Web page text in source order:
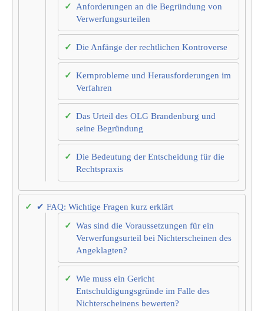
Anforderungen an die Begründung von
Verwerfungsurteilen
Die Anfänge der rechtlichen Kontroverse
Kernprobleme und Herausforderungen im
Verfahren
Das Urteil des OLG Brandenburg und
seine Begründung
Die Bedeutung der Entscheidung für die
Rechtspraxis
✔ FAQ: Wichtige Fragen kurz erklärt
Was sind die Voraussetzungen für ein
Verwerfungsurteil bei Nichterscheinen des
Angeklagten?
Wie muss ein Gericht
Entschuldigungsgründe im Falle des
Nichterscheinens bewerten?